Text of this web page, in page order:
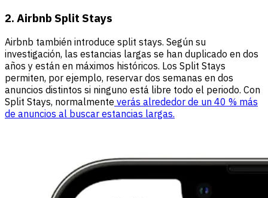
2. Airbnb Split Stays
Airbnb también introduce split stays. Según su
investigación, las estancias largas se han duplicado en dos
años y están en máximos históricos. Los Split Stays
permiten, por ejemplo, reservar dos semanas en dos
anuncios distintos si ninguno está libre todo el periodo. Con
Split Stays, normalmente verás alrededor de un 40 % más
de anuncios al buscar estancias largas.